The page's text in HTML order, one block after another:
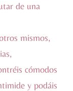
de una
mismos,
cómodos
y podáis